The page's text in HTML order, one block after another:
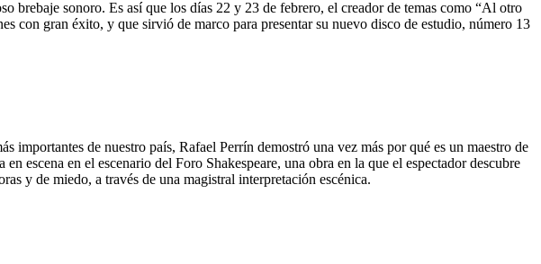
brebaje sonoro. Es así que los días 22 y 23 de febrero, el creador de temas como “Al otro
con gran éxito, y que sirvió de marco para presentar su nuevo disco de estudio, número 13
importantes de nuestro país, Rafael Perrín demostró una vez más por qué es un maestro de
escena en el escenario del Foro Shakespeare, una obra en la que el espectador descubre
y de miedo, a través de una magistral interpretación escénica.